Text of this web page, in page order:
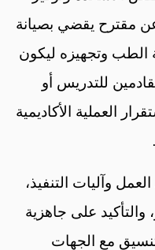
مقترح يقضي بصيانة
الطب وتجهيزه ليكون
للتدريس أو
العملية الأكاديمية
وآليات التنفيذ،
على جاهزية
مع الجهات